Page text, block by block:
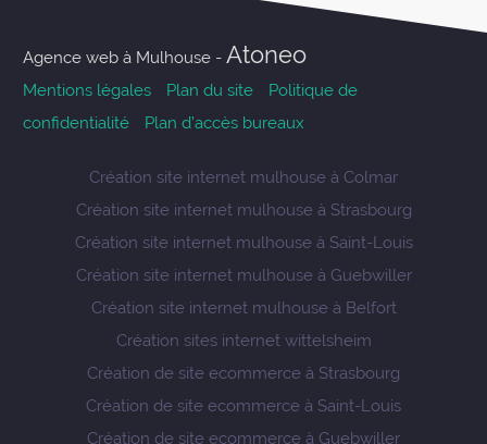
Agence web à Mulhouse - Atoneo
Mentions légales Plan du site
Politique de
confidentialité
Plan d’accès bureaux
Création site internet mulhouse à Colmar
Création site internet mulhouse à Strasbourg
Création site internet mulhouse à Saint-Louis
Création site internet mulhouse à Guebwiller
Création site internet mulhouse à Belfort
Création sites internet wittelsheim
Création de site ecommerce à Strasbourg
Création de site ecommerce à Saint-Louis
Création de site ecommerce à Guebwiller